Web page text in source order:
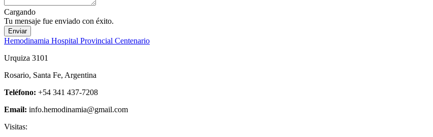
Cargando
Tu mensaje fue enviado con éxito.
Enviar
Hemodinamia Hospital Provincial Centenario
Urquiza 3101
Rosario, Santa Fe, Argentina
Teléfono: +54 341 437-7208
Email: info.hemodinamia@gmail.com
Visitas: